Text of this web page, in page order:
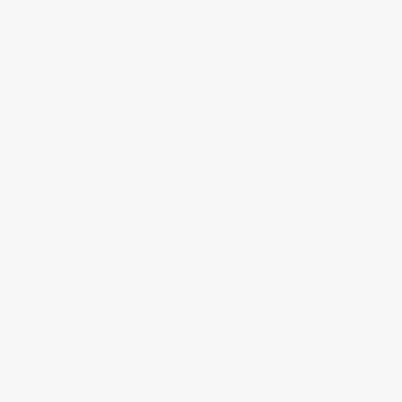
z dużymi rabatami – określane jako hity cenowe.
katalog z inspiracjami – jest to zestawienie
w wielu wersjach kolorystycznych. Gazetka i
zakupów.